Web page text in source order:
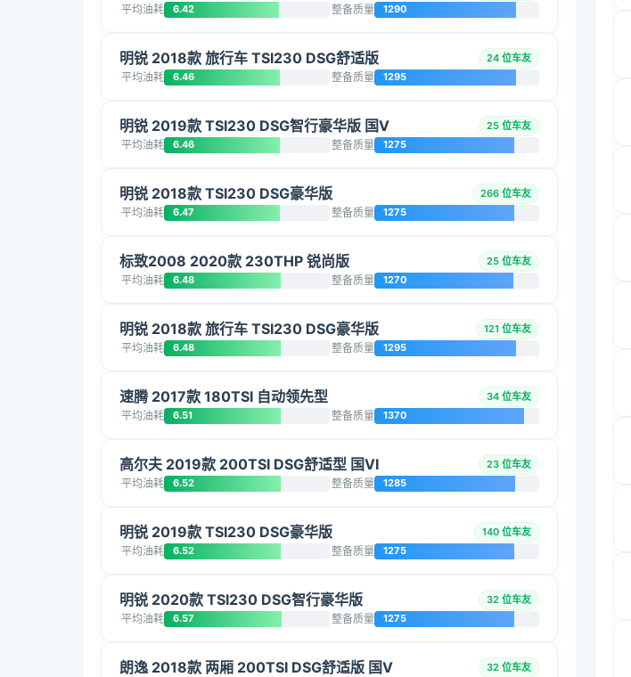
平均油耗 6.42 整备质量 1290
明锐 2018款 旅行车 TSI230 DSG舒适版 24 位车友
平均油耗 6.46 整备质量 1295
明锐 2019款 TSI230 DSG智行豪华版 国V 25 位车友
平均油耗 6.46 整备质量 1275
明锐 2018款 TSI230 DSG豪华版 266 位车友
平均油耗 6.47 整备质量 1275
标致2008 2020款 230THP 锐尚版 25 位车友
平均油耗 6.48 整备质量 1270
明锐 2018款 旅行车 TSI230 DSG豪华版 121 位车友
平均油耗 6.48 整备质量 1295
速腾 2017款 180TSI 自动领先型 34 位车友
平均油耗 6.51 整备质量 1370
高尔夫 2019款 200TSI DSG舒适型 国VI 23 位车友
平均油耗 6.52 整备质量 1285
明锐 2019款 TSI230 DSG豪华版 140 位车友
平均油耗 6.52 整备质量 1275
明锐 2020款 TSI230 DSG智行豪华版 32 位车友
平均油耗 6.57 整备质量 1275
朗逸 2018款 两厢 200TSI DSG舒适版 国V 32 位车友